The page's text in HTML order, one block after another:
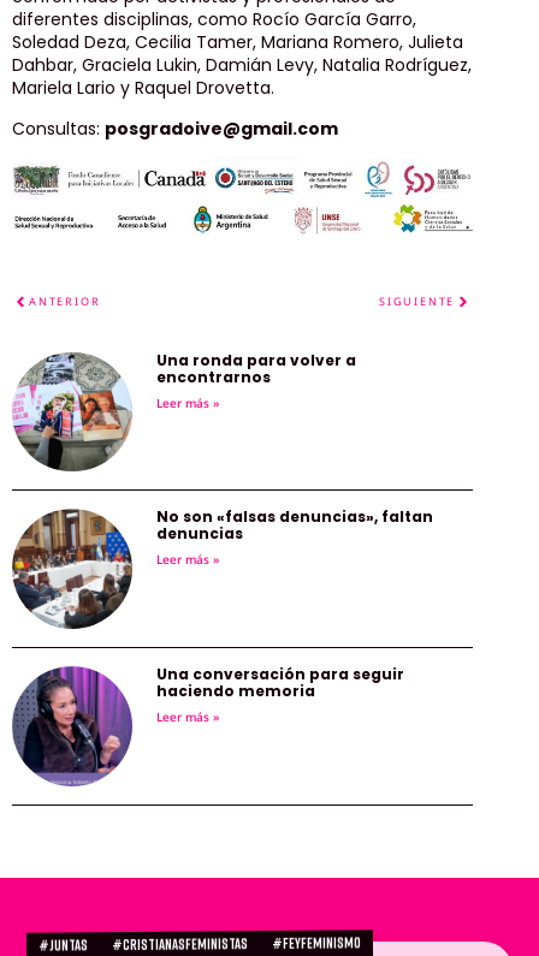
diferentes disciplinas, como Rocío García Garro,
Soledad Deza, Cecilia Tamer, Mariana Romero, Julieta
Dahbar, Graciela Lukin, Damián Levy, Natalia Rodríguez,
Mariela Lario y Raquel Drovetta.
Consultas: posgradoive@gmail.com
ANTERIOR SIGUIENTE
Una ronda para volver a
encontrarnos
Leer más »
No son «falsas denuncias», faltan
denuncias
Leer más »
Una conversación para seguir
haciendo memoria
Leer más »
#juntas #CRISTIANASFEMINISTAS #FEYFEMINISMO